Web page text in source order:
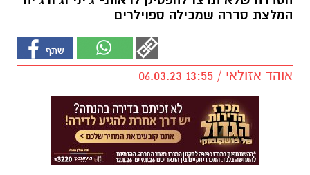
המלצת סדרה שמכילה ספוילרים
אוהד אזולאי / 13:55 06.03.23